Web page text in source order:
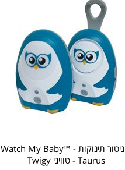
מוניטור תינוקות - Watch My Baby™
- Taurus טוויגי Twigy